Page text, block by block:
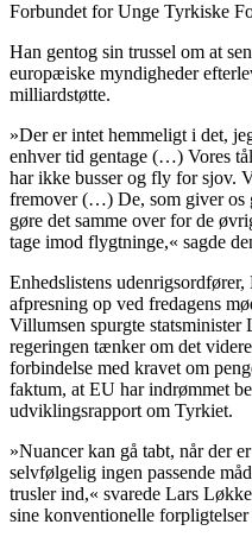
Forbundet for Unge Tyrkiske
Han gentog sin trussel om at
europæiske myndigheder
milliardstøtte.
»Der er intet hemmeligt i det,
enhver tid gentage (…) Vores
har ikke busser og fly for sjov.
fremover (…) De, som giver os
gøre det samme over for de
tage imod flygtninge,« sagde
Enhedslistens
afpresning op ved fredagens
Villumsen spurgte
regeringen tænker om det
forbindelse med kravet om
faktum, at EU har indrømmet
udviklingsrapport om Tyrkiet.
»Nuancer kan gå tabt, når der
selvfølgelig ingen passende
trusler ind,« svarede Lars
sine konventionelle